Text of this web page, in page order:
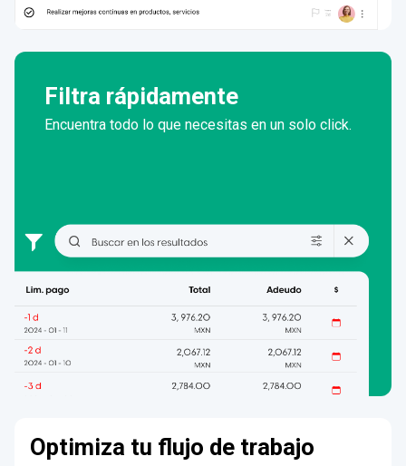
Filtra rápidamente
Encuentra todo lo que necesitas en un solo click.
Optimiza tu flujo de trabajo